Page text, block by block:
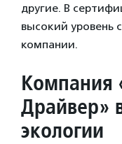
другие. В
высокий уровень
компании.
Компания
Драйвер»
экологии